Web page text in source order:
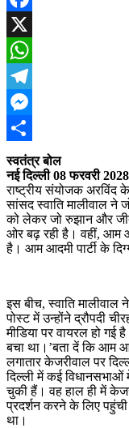
Facebook
X
WhatsApp
Telegram
Messenger
Share
स्वतंत्र बोल
नई दिल्ली 08 फरवरी
राष्ट्रीय संयोजक अरविंद
सांसद स्वाति मालीवाल ने
को लेकर जो रुझान और
ओर बढ़ रही है। वहीं, आम
है। आम आदमी पार्टी के
इस बीच, स्वाति मालीवाल
पोस्ट में उन्होंने द्रौपदी
मीडिया पर वायरल हो गई
बचा था।’बता दें कि आम
लगातार केजरीवाल पर
दिल्ली में कई विधानसभाओं
चुकी हैं। वह हाल ही में
प्रदर्शन करने के लिए
था।